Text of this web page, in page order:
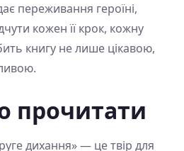
переживання героїні,
кожен її крок, кожну
книгу не лише цікавою,
прочитати
дихання» — це твір для